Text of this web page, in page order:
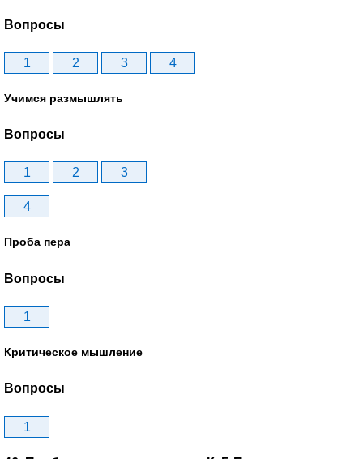
Вопросы
1 2 3 4
Учимся размышлять
Вопросы
1 2 3
4
Проба пера
Вопросы
1
Критическое мышление
Вопросы
1